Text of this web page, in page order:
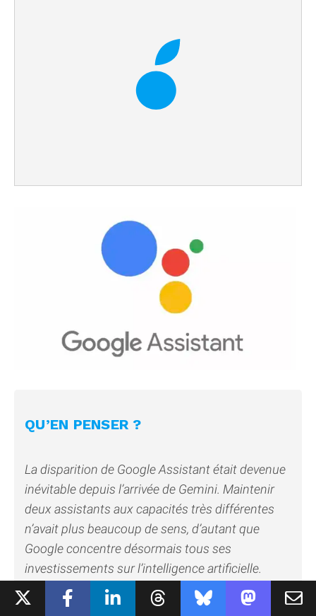
QU’EN PENSER ?
La disparition de Google Assistant était devenue
inévitable depuis l’arrivée de Gemini. Maintenir
deux assistants aux capacités très différentes
n’avait plus beaucoup de sens, d’autant que
Google concentre désormais tous ses
investissements sur l’intelligence artificielle.
Cette transition ne sera toutefois pas anodine. Si